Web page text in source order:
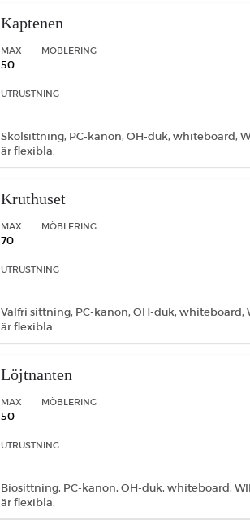
Kaptenen
MAX
50
MÖBLERING
UTRUSTNING
Skolsittning, PC-kanon, OH-duk, whiteboard,
är flexibla.
Kruthuset
MAX
70
MÖBLERING
UTRUSTNING
Valfri sittning, PC-kanon, OH-duk, whiteboard,
är flexibla.
Löjtnanten
MAX
50
MÖBLERING
UTRUSTNING
Biosittning, PC-kanon, OH-duk, whiteboard,
är flexibla.